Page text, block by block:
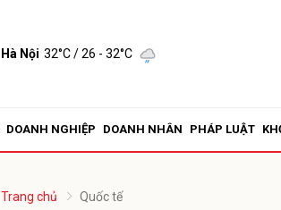
Hà Nội 32°C/ 26 - 32°C
DOANH NGHIỆP DOANH NHÂN PHÁP LUẬT
Trang chủ Quốc tế